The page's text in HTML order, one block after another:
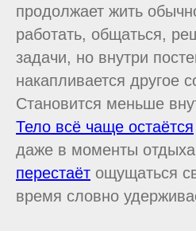
продолжает жить
работать, общаться,
задачи, но внутри
накапливается другое
Становится меньше
Тело всё чаще остаётся
даже в моменты
перестаёт ощущаться
время словно